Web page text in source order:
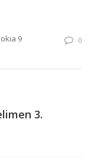
9
0
3.